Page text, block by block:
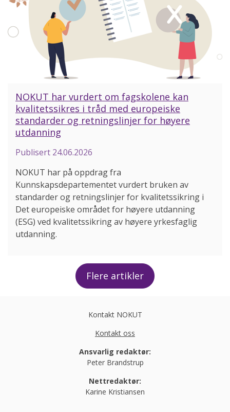
NOKUT har vurdert om fagskolene kan
kvalitetssikres i tråd med europeiske
standarder og retningslinjer for høyere
utdanning
Publisert 24.06.2026
NOKUT har på oppdrag fra
Kunnskapsdepartementet vurdert bruken av
standarder og retningslinjer for kvalitetssikring i
Det europeiske området for høyere utdanning
(ESG) ved kvalitetssikring av høyere yrkesfaglig
utdanning.
Flere artikler
Kontakt NOKUT
Kontakt oss
Ansvarlig redaktør:
Peter Brandstrup
Nettredaktør:
Karine Kristiansen